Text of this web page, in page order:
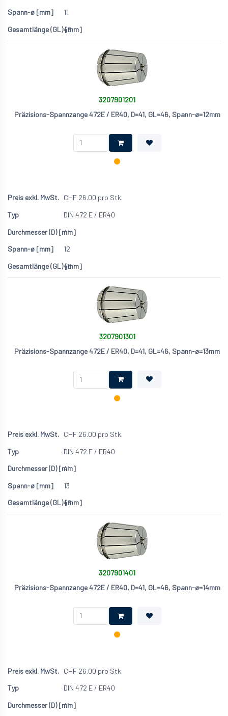
11
46
3207901201
Präzisions-Spannzange 472E / ER40, D=41, GL=46, Spann-ø=12mm
CHF 26.00 pro Stk.
DIN 472 E / ER40
41
12
46
3207901301
Präzisions-Spannzange 472E / ER40, D=41, GL=46, Spann-ø=13mm
CHF 26.00 pro Stk.
DIN 472 E / ER40
41
13
46
3207901401
Präzisions-Spannzange 472E / ER40, D=41, GL=46, Spann-ø=14mm
CHF 26.00 pro Stk.
DIN 472 E / ER40
41